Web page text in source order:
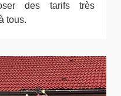
des tarifs très
tous.